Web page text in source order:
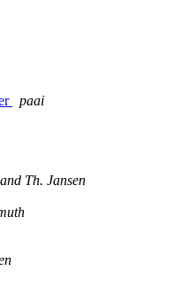
paai
Th. Jansen